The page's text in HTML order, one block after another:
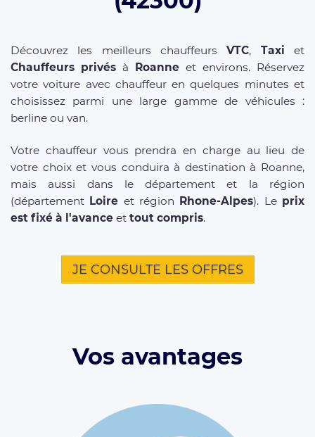
Découvrez les meilleurs chauffeursVTC, Taxi et
Chauffeurs privés à Roanne et environs. Réservez
votre voiture avec chauffeur en quelques minutes et
choisissez parmi une large gamme de véhicules :
berline ou van.
Votre chauffeur vous prendra en charge au lieu de
votre choix et vous conduira à destination à Roanne,
mais aussi dans le département et la région
(département Loire et région Rhone-Alpes). Le prix
est fixé à l'avance et tout compris.
JE CONSULTE LES OFFRES
Vos avantages